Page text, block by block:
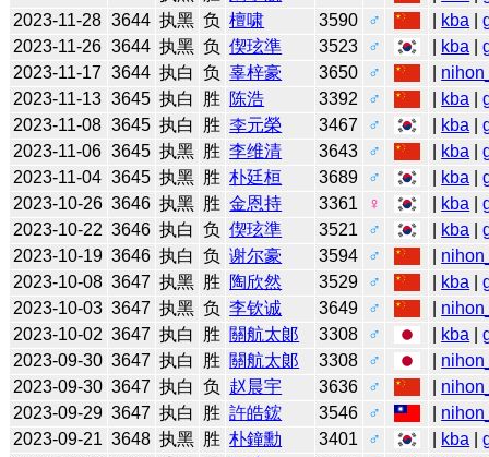
2023-11-28 3644 执黑 负 檀啸 3590 ♂ kba |
2023-11-26 3644 执黑 负 偰玹準 3523 ♂ kba |
2023-11-17 3644 执白 负 辜梓豪 3650 ♂
2023-11-13 3645 执白 胜 陈浩 3392 ♂ kba |
2023-11-08 3645 执白 胜 李元榮 3467 ♂ kba |
2023-11-06 3645 执黑 胜 李维清 3643 ♂ kba |
2023-11-04 3645 执黑 胜 朴廷桓 3689 ♂ kba |
2023-10-26 3646 执黑 胜 金恩持 3361 ♀ kba |
2023-10-22 3646 执白 负 偰玹準 3521 ♂ kba |
2023-10-19 3646 执白 负 谢尔豪 3594 ♂
2023-10-08 3647 执黑 胜 陶欣然 3529 ♂ kba |
2023-10-03 3647 执黑 负 李钦诚 3649 ♂
2023-10-02 3647 执白 胜 關航太郞 3308 ♂ kba |
2023-09-30 3647 执白 胜 關航太郞 3308 ♂
2023-09-30 3647 执白 负 赵晨宇 3636 ♂
2023-09-29 3647 执白 胜 許皓鋐 3546 ♂
2023-09-21 3648 执黑 胜 朴鐘勳 3401 ♂ kba |